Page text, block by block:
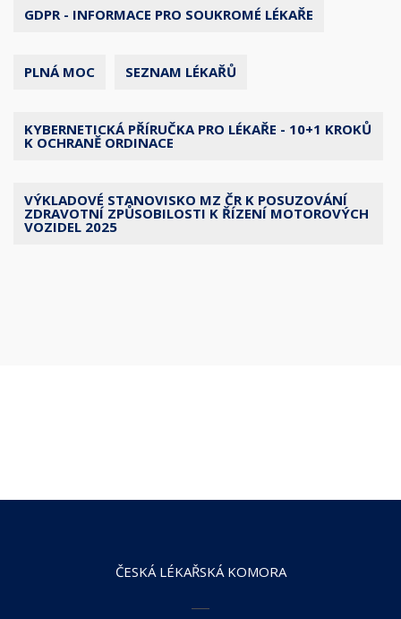
GDPR - INFORMACE PRO SOUKROMÉ LÉKAŘE
PLNÁ MOC SEZNAM LÉKAŘŮ
KYBERNETICKÁ PŘÍRUČKA PRO LÉKAŘE - 10+1 KROKŮ
K OCHRANĚ ORDINACE
VÝKLADOVÉ STANOVISKO MZ ČR K POSUZOVÁNÍ
ZDRAVOTNÍ ZPŮSOBILOSTI K ŘÍZENÍ MOTOROVÝCH
VOZIDEL 2025
ČESKÁ LÉKAŘSKÁ KOMORA